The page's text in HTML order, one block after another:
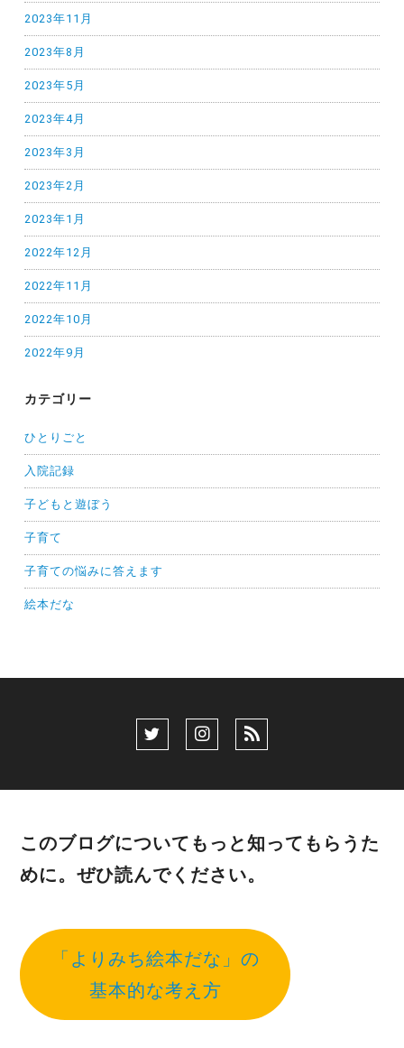
2023年11月
2023年8月
2023年5月
2023年4月
2023年3月
2023年2月
2023年1月
2022年12月
2022年11月
2022年10月
2022年9月
カテゴリー
ひとりごと
入院記録
子どもと遊ぼう
子育て
子育ての悩みに答えます
絵本だな
このブログについてもっと知ってもらうた
めに。ぜひ読んでください。
「よりみち絵本だな」の
基本的な考え方